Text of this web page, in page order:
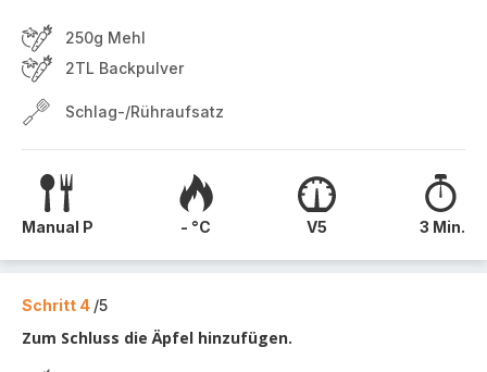
250g Mehl
2TL Backpulver
Schlag-/Rühraufsatz
Manual P - °C V5 3 Min.
Schritt 4 /5
Zum Schluss die Äpfel hinzufügen.